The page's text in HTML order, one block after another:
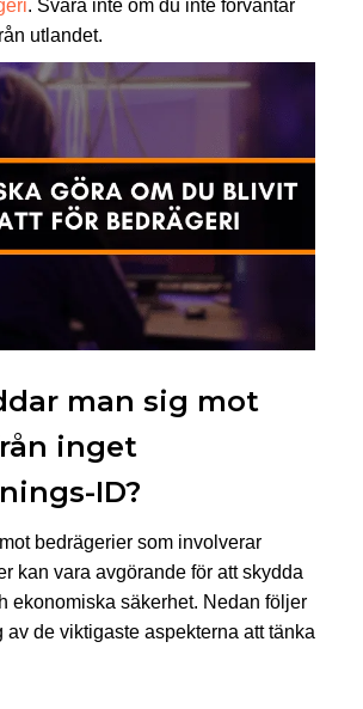
. Svara inte om du inte förväntar
utlandet.
man sig mot
inget
ID?
bedrägerier som involverar
kan vara avgörande för att skydda
ekonomiska säkerhet. Nedan följer
av de viktigaste aspekterna att tänka